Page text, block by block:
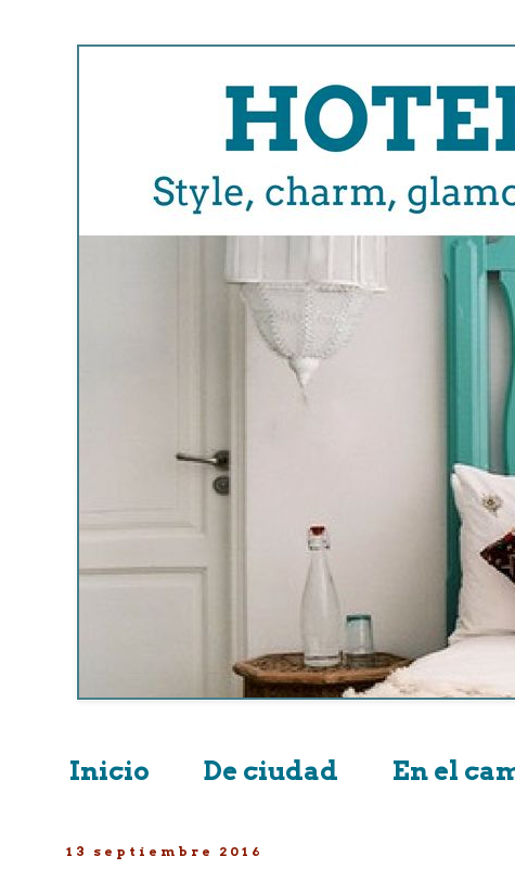
Inicio De ciudad En el
13 septiembre 2016